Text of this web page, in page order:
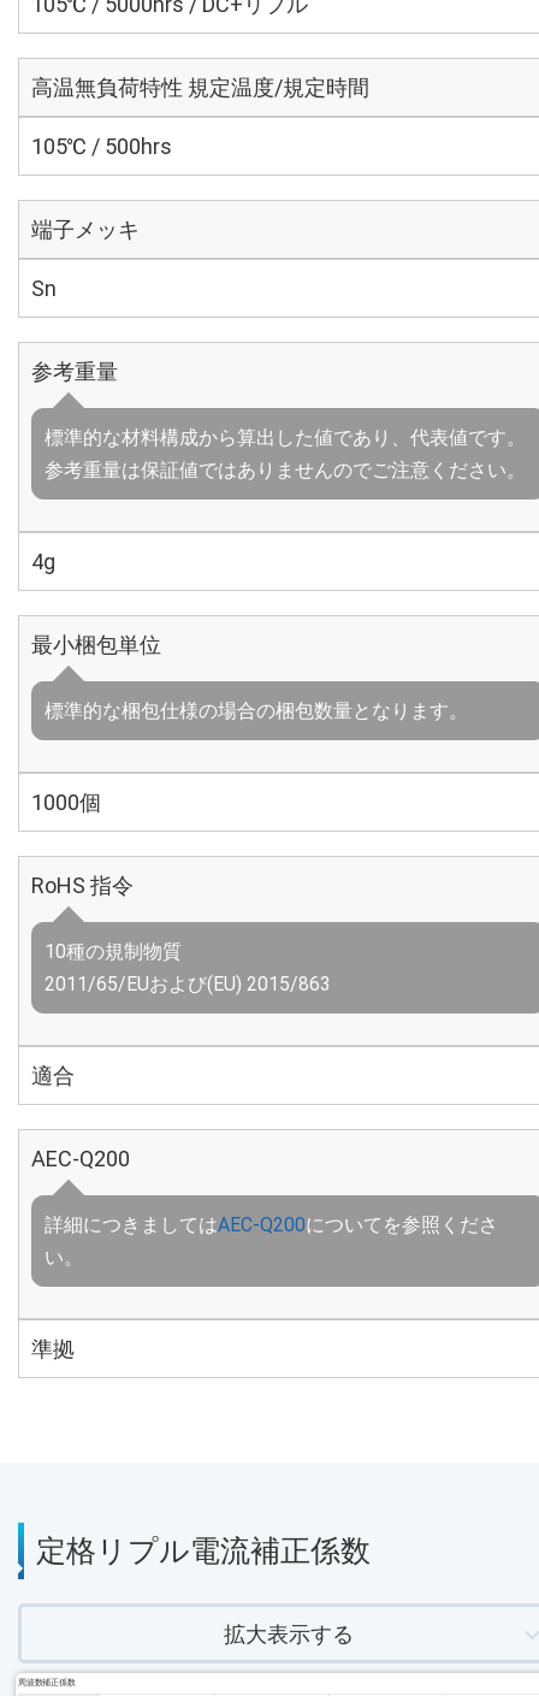
高温無負荷特性 規定温度/規定時間
105℃ / 500hrs
端子メッキ
Sn
参考重量
標準的な材料構成から算出した値であり、代表値です。
参考重量は保証値ではありませんのでご注意ください。
4g
最小梱包単位
標準的な梱包仕様の場合の梱包数量となります。
1000個
RoHS 指令
10種の規制物質
2011/65/EUおよび(EU) 2015/863
適合
AEC-Q200
詳細につきましてはAEC-Q200についてを参照くださ
い。
準拠
定格リプル電流補正係数
拡大表示する
周波数補正係数